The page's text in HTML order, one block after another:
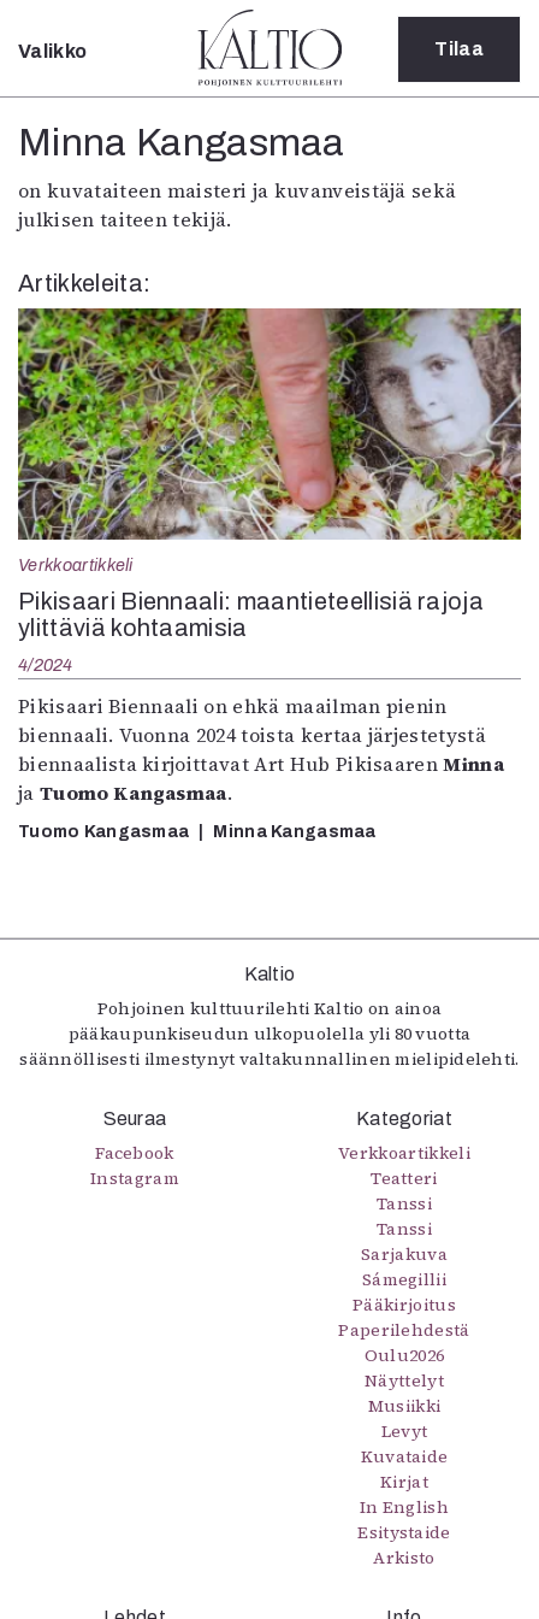
Sulje
Kategoriat
Teatteri
Sámegillii
Pääkirjoitus
Paperilehdestä
Oulu2026
Näyttelyt
Musiikki
Levyt
Kuvataide
Esitystaide
Arkisto
Lehdet
4/2026
2–3/2026
6/2025
Info
Tilaus ja irtonumerot
Yhteistyössä
Valikko Tilaa
Minna Kangasmaa
on kuvataiteen maisteri ja kuvanveistäjä sekä
julkisen taiteen tekijä.
Artikkeleita:
Verkkoartikkeli
Pikisaari Biennaali: maantieteellisiä rajoja
ylittäviä kohtaamisia
4/2024
Pikisaari Biennaali on ehkä maailman pienin
biennaali. Vuonna 2024 toista kertaa järjestetystä
biennaalista kirjoittavat Art Hub PikisaarenMinna
ja Tuomo Kangasmaa.
Tuomo Kangasmaa Minna Kangasmaa
Kaltio
Pohjoinen kulttuurilehti Kaltio on ainoa
pääkaupunkiseudun ulkopuolella yli 80 vuotta
säännöllisesti ilmestynyt valtakunnallinen mielipidelehti.
Seuraa
Facebook
Instagram
Kategoriat
Verkkoartikkeli
Teatteri
Tanssi
Tanssi
Sarjakuva
Sámegillii
Pääkirjoitus
Paperilehdestä
Oulu2026
Näyttelyt
Musiikki
Levyt
Kuvataide
Kirjat
In English
Esitystaide
Arkisto